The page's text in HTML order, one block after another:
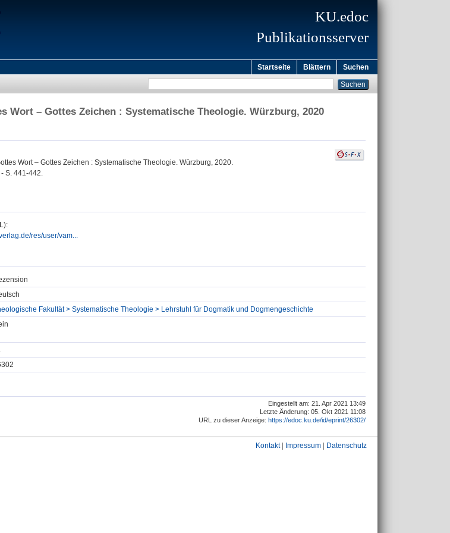
KU.edoc
Publikationsserver
Startseite Blättern Suchen
Wort – Gottes Zeichen : Systematische Theologie. Würzburg, 2020
Wort – Gottes Zeichen : Systematische Theologie. Würzburg, 2020.
S. 441-442.
res/user/vam...
Fakultät > Systematische Theologie > Lehrstuhl für Dogmatik und Dogmengeschichte
Eingestellt am: 21. Apr 2021 13:49
Letzte Änderung: 05. Okt 2021 11:08
URL zu dieser Anzeige: https://edoc.ku.de/id/eprint/26302/
Kontakt| Impressum Datenschutz